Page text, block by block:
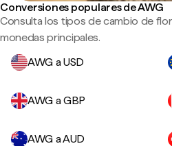
Conversiones populares de AWG
Consulta los tipos de cambio de
monedas principales.
AWG a USD
AWG a GBP
AWG a AUD